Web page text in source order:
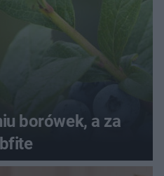
borówek, a za